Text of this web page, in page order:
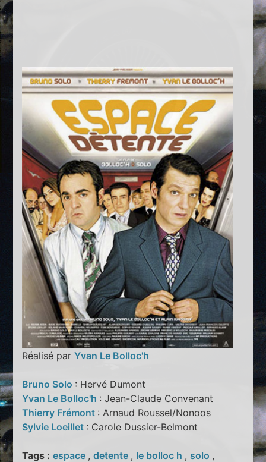
Réalisé parYvan Le Bolloc'h
Bruno Solo : Hervé Dumont
Yvan Le Bolloc'h : Jean-Claude Convenant
Thierry Frémont : Arnaud Roussel/Nonoos
Sylvie Loeillet : Carole Dussier-Belmont
Tags : espace ,detente , le bolloc h , solo ,